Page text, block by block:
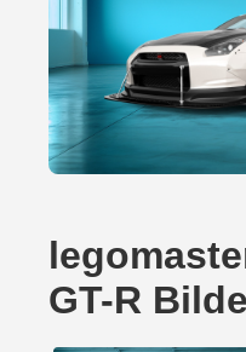
GT-R